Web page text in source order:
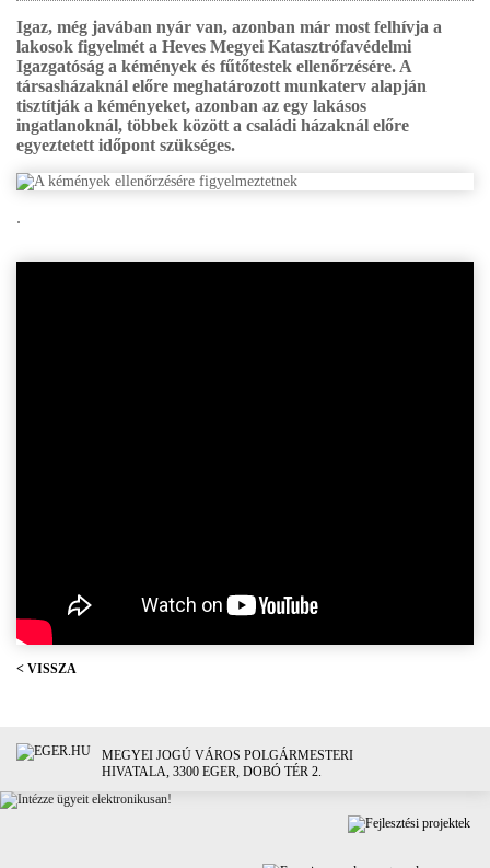
Igaz, még javában nyár van, azonban már most felhívja a
lakosok figyelmét a Heves Megyei Katasztrófavédelmi
Igazgatóság a kémények és fűtőtestek ellenőrzésére. A
társasházaknál előre meghatározott munkaterv alapján
tisztítják a kéményeket, azonban az egy lakásos
ingatlanoknál, többek között a családi házaknál előre
egyeztetett időpont szükséges.
.
< VISSZA
MEGYEI JOGÚ VÁROS POLGÁRMESTERI
HIVATALA, 3300 EGER, DOBÓ TÉR 2.